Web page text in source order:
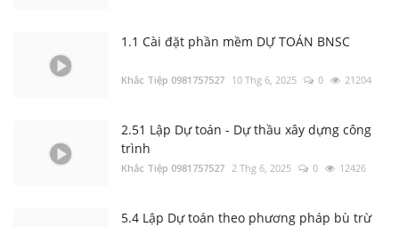
1.1 Cài đặt phần mềm DỰ TOÁN BNSC
Khắc Tiệp 0981757527 10 Thg 6, 2025 0 21204
2.51 Lập Dự toán - Dự thầu xây dựng công
trình
Khắc Tiệp 0981757527 2 Thg 6, 2025 0 12426
5.4 Lập Dự toán theo phương pháp bù trừ
các tỉnh thành
Bộ Xây dựng: Quyết định 37; 38; 39/QĐ-BXD
Định mức Dịch vụ thoát nước; Dịch vụ cây